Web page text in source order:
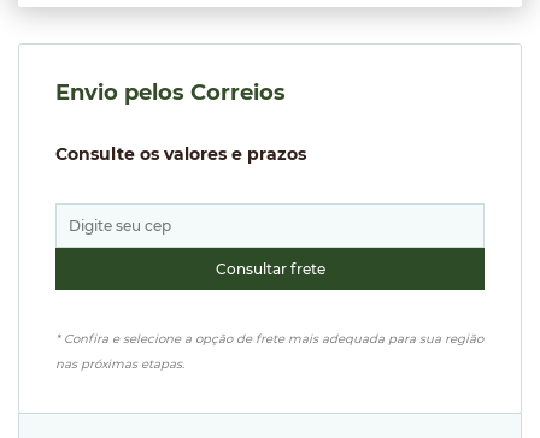
Envio pelos Correios
Consulte os valores e prazos
* Confira e selecione a opção de frete mais adequada para sua região
nas próximas etapas.